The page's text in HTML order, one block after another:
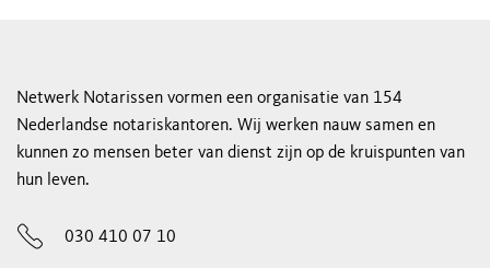
Netwerk Notarissen vormen een organisatie van 154
Nederlandse notariskantoren. Wij werken nauw samen en
kunnen zo mensen beter van dienst zijn op de kruispunten van
hun leven.
030 410 07 10